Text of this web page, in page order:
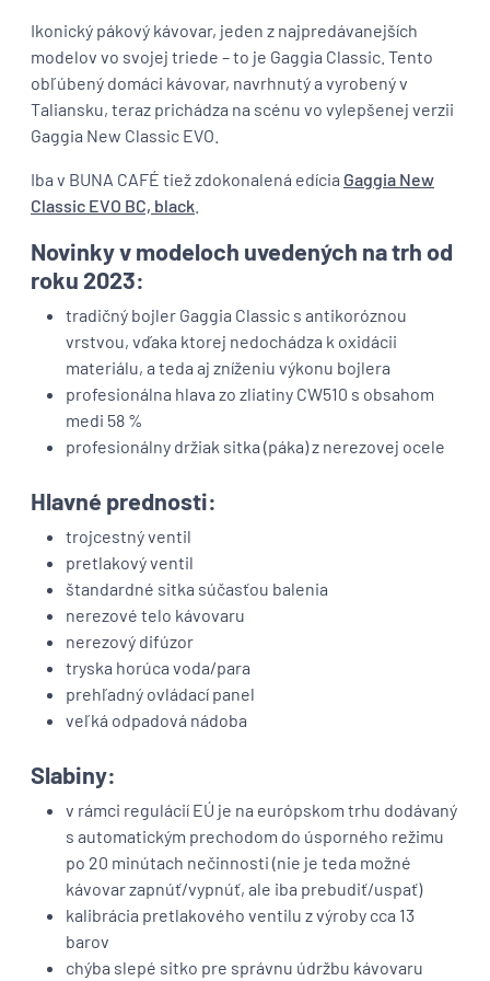
Ikonický pákový kávovar, jeden z najpredávanejších
modelov vo svojej triede – to je Gaggia Classic. Tento
obľúbený domáci kávovar, navrhnutý a vyrobený v
Taliansku, teraz prichádza na scénu vo vylepšenej verzii
Gaggia New Classic EVO.
Iba v BUNA CAFÉ tiež zdokonalená edícia Gaggia New
Classic EVO BC, black
Novinky v modeloch uvedených na trh od
roku 2023:
tradičný bojler Gaggia Classic s antikoróznou
vrstvou, vďaka ktorej nedochádza k oxidácii
materiálu, a teda aj zníženiu výkonu bojlera
profesionálna hlava zo zliatiny CW510 s obsahom
medi 58 %
profesionálny držiak sitka (páka) z nerezovej ocele
Hlavné prednosti:
trojcestný ventil
pretlakový ventil
štandardné sitka súčasťou balenia
nerezové telo kávovaru
nerezový difúzor
tryska horúca voda/para
prehľadný ovládací panel
veľká odpadová nádoba
Slabiny:
v rámci regulácií EÚ je na európskom trhu dodávaný
s automatickým prechodom do úsporného režimu
po 20 minútach nečinnosti (nie je teda možné
kávovar zapnúť/vypnúť, ale iba prebudiť/uspať)
kalibrácia pretlakového ventilu z výroby cca 13
barov
chýba slepé sitko pre správnu údržbu kávovaru